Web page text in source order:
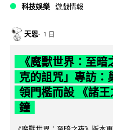
科技娛樂 遊戲情報
天恩 1 日
《魔獸世界：至
克的詛咒」專訪：
領門檻而設 《諸
鐘